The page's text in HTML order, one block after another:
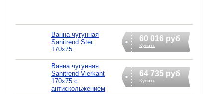
Ванна чугунная
Sanitrend Ster
170х75
60 016 руб
Купить
Ванна чугунная
Sanitrend Vierkant
170х75 с
антискольжением
64 735 руб
Купить